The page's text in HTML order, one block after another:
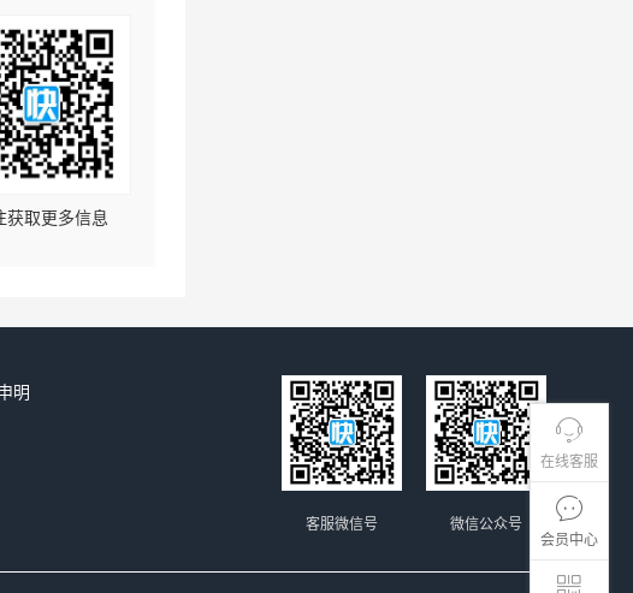
在线客服
会员中心
获取更多信息
明
微信公众号
客服微信号